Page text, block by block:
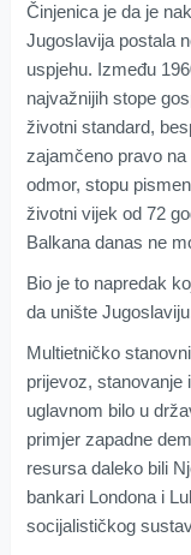
Činjenica je da je
Jugoslavija postala
uspjehu. Između
najvažnijih stope
životni standard,
zajamčeno pravo
odmor, stopu
životni vijek od 72
Balkana danas ne
Bio je to napredak
da unište
Multietničko
prijevoz, stanovanje
uglavnom bilo u
primjer zapadne
resursa daleko bili
bankari Londona i
socijalističkog